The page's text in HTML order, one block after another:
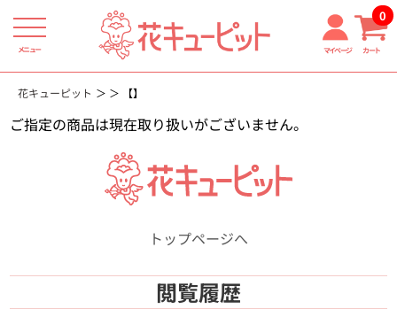
メニュー マイページ カート
0
花キューピット 【】
ご指定の商品は現在取り扱いがございません。
トップページへ
閲覧履歴